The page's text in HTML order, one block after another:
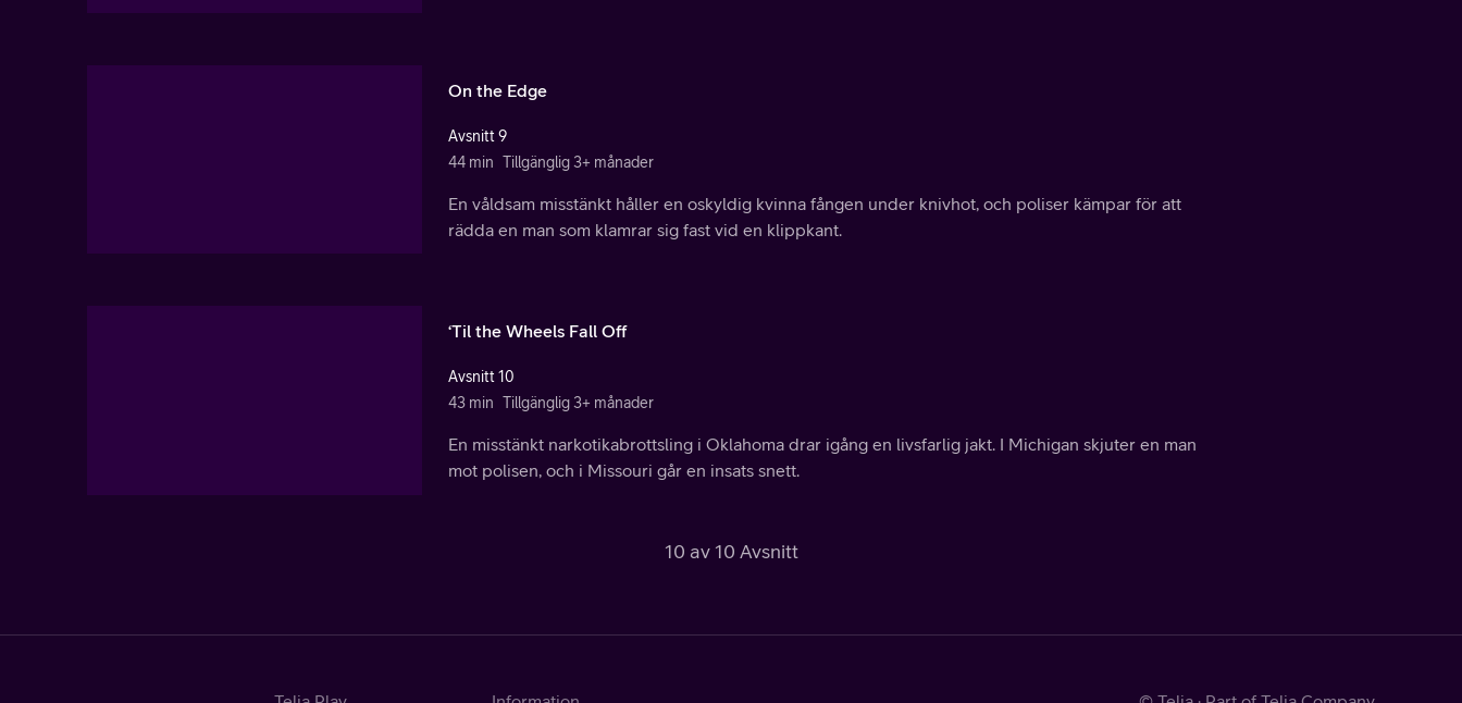
On the Edge
Avsnitt 9
44 min Tillgänglig 3+ månader
En våldsam misstänkt håller en oskyldig kvinna fången under knivhot, och poliser kämpar för att
rädda en man som klamrar sig fast vid en klippkant.
‘Til the Wheels Fall Off
Avsnitt 10
43 min Tillgänglig 3+ månader
En misstänkt narkotikabrottsling i Oklahoma drar igång en livsfarlig jakt. I Michigan skjuter en man
mot polisen, och i Missouri går en insats snett.
10 av 10 Avsnitt